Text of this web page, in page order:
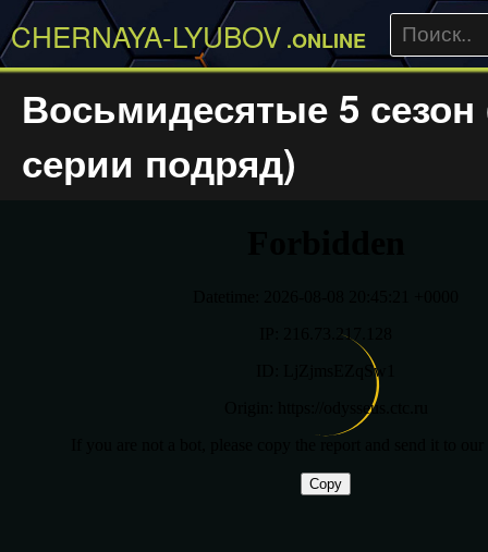
CHERNAYA-LYUBOV .ONLINE
Восьмидесятые 5 сезон
серии подряд)